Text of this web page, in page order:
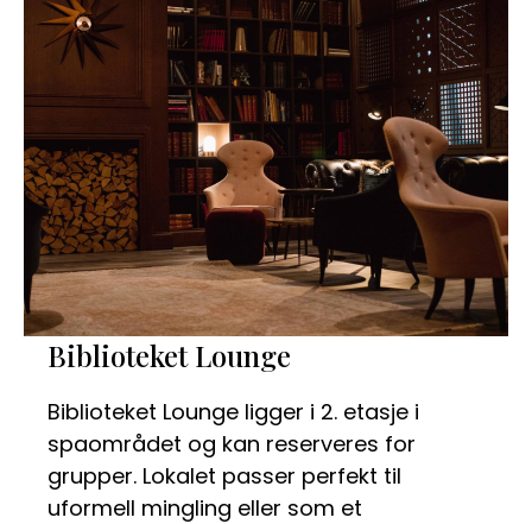
Biblioteket Lounge
Biblioteket Lounge ligger i 2. etasje i
spaområdet og kan reserveres for
grupper. Lokalet passer perfekt til
uformell mingling eller som et